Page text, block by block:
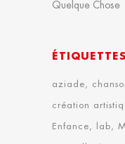
Quelque Chose
ÉTIQUETTES
aziade
création
Enfance lab